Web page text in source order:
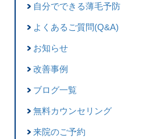
自分でできる薄毛予防
よくあるご質問(Q&A)
お知らせ
改善事例
ブログ一覧
無料カウンセリング
来院のご予約